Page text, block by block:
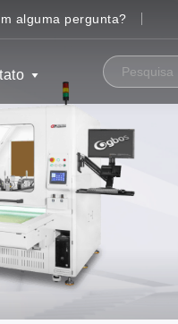
alguma pergunta?